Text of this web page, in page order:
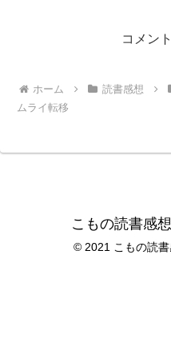
コメン
ホーム 読書感想
ムライ転移
こもの読書感
© 2021 こもの読書